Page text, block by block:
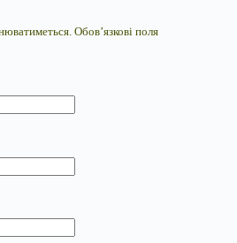
Обов’язкові поля